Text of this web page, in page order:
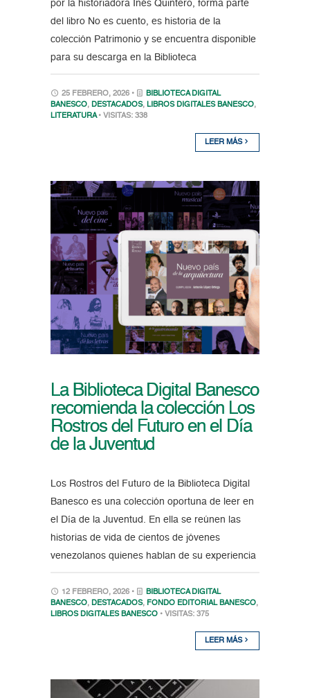
por la historiadora Inés Quintero, forma parte
del libro No es cuento, es historia de la
colección Patrimonio y se encuentra disponible
para su descarga en la Biblioteca
25 FEBRERO, 2026 •
BIBLIOTECA DIGITAL
BANESCO, DESTACADOS, LIBROS DIGITALES BANESCO,
LITERATURA • VISITAS: 338
LEER MÁS
La Biblioteca Digital Banesco
recomienda la colección Los
Rostros del Futuro en el Día
de la Juventud
Los Rostros del Futuro de la Biblioteca Digital
Banesco es una colección oportuna de leer en
el Día de la Juventud. En ella se reúnen las
historias de vida de cientos de jóvenes
venezolanos quienes hablan de su experiencia
12 FEBRERO, 2026 •
BIBLIOTECA DIGITAL
BANESCO, DESTACADOS, FONDO EDITORIAL BANESCO,
LIBROS DIGITALES BANESCO • VISITAS: 375
LEER MÁS